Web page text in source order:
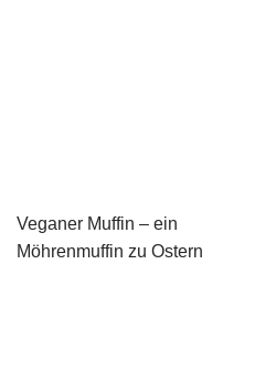
Veganer Muffin – ein
Möhrenmuffin zu Ostern